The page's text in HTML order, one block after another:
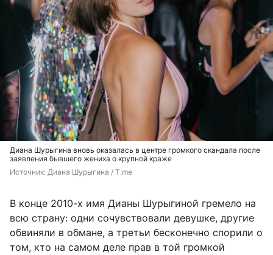
Диана Шурыгина вновь оказалась в центре громкого скандала после
заявления бывшего жениха о крупной краже
Источник: Диана Шурыгина / T.me
В конце 2010-х имя Дианы Шурыгиной гремело на
всю страну: одни сочувствовали девушке, другие
обвиняли в обмане, а третьи бесконечно спорили о
том, кто на самом деле прав в той громкой